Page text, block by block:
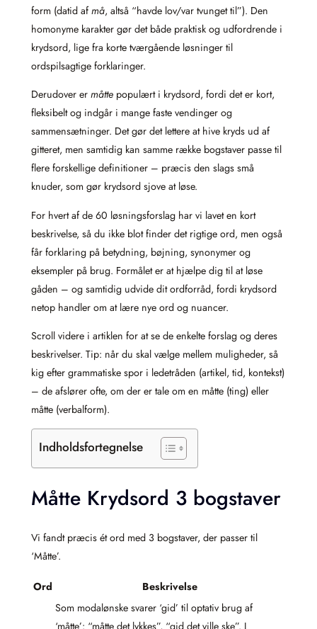
form (datid afmå, altså “havde lov/var tvunget til”). Den
homonyme karakter gør det både praktisk og udfordrende i
krydsord, lige fra korte tværgående løsninger til
ordspilsagtige forklaringer.
Derudover er måtte populært i krydsord, fordi det er kort,
fleksibelt og indgår i mange faste vendinger og
sammensætninger. Det gør det lettere at hive kryds ud af
gitteret, men samtidig kan samme række bogstaver passe til
flere forskellige definitioner – præcis den slags små
knuder, som gør krydsord sjove at løse.
For hvert af de 60 løsningsforslag har vi lavet en kort
beskrivelse, så du ikke blot finder det rigtige ord, men også
får forklaring på betydning, bøjning, synonymer og
eksempler på brug. Formålet er at hjælpe dig til at løse
gåden – og samtidig udvide dit ordforråd, fordi krydsord
netop handler om at lære nye ord og nuancer.
Scroll videre i artiklen for at se de enkelte forslag og deres
beskrivelser. Tip: når du skal vælge mellem muligheder, så
kig efter grammatiske spor i ledetråden (artikel, tid, kontekst)
– de afslører ofte, om der er tale om en måtte (ting) eller
måtte (verbalform).
Indholdsfortegnelse
Måtte Krydsord 3 bogstaver
Vi fandt præcis ét ord med 3 bogstaver, der passer til
‘Måtte’.
Ord Beskrivelse
Som modalønske svarer ‘gid’ til optativ brug af